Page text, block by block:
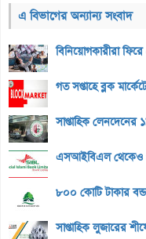
এ বিভাগের অন্যান্য সংবাদ
বিনিয়োগকারীরা
গত সপ্তাহে ব্লক
সাপ্তাহিক
এসআইবিএল থেকেও
৮০০ কোটি টাকার
সাপ্তাহিক লুজারের